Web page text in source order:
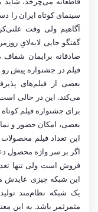
سینمای کوتاه ایران را
آگاهیم ولی وقت
گفتگو جایی لابه‌لایِ
فیلم در جشنواره پیش رو
بعضی از فیلم‌های
بعضی، امکان حضور و
این تعداد فیلم
اگر بر سر واژه محصول
فروش است ولی تنها
این شبکه چیزی
یک شبکه نظام‌مند